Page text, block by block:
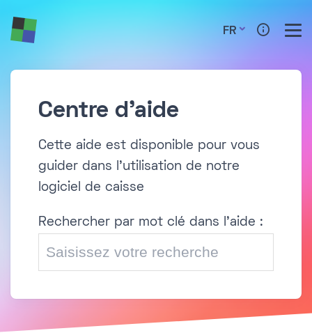
FR
Centre d'aide
Cette aide est disponible pour vous
guider dans l'utilisation de notre
logiciel de caisse
Rechercher par mot clé dans l'aide :